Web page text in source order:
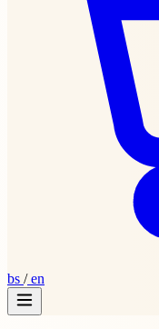
bs /en